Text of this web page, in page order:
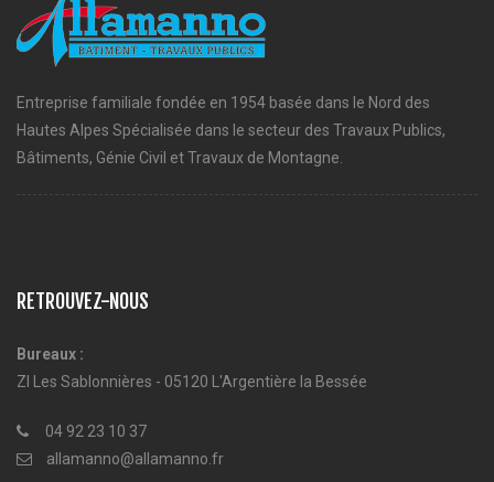
Entreprise familiale fondée en 1954 basée dans le Nord des
Hautes Alpes Spécialisée dans le secteur des Travaux Publics,
Bâtiments, Génie Civil et Travaux de Montagne.
RETROUVEZ-NOUS
Bureaux :
ZI Les Sablonnières - 05120 L'Argentière la Bessée
04 92 23 10 37
allamanno@allamanno.fr